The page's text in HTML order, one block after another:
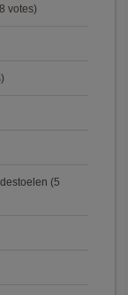
votes)
(5